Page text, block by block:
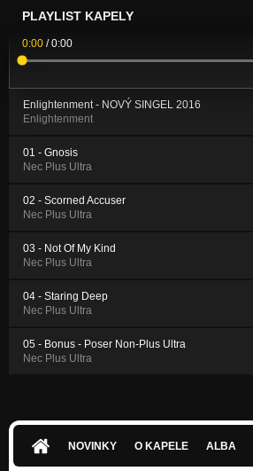
PLAYLIST KAPELY
0:00 /0:00
Enlightenment - NOVÝ SINGEL 2016
Enlightenment
01 - Gnosis
Nec Plus Ultra
02 - Scorned Accuser
Nec Plus Ultra
03 - Not Of My Kind
Nec Plus Ultra
04 - Staring Deep
Nec Plus Ultra
05 - Bonus - Poser Non-Plus Ultra
Nec Plus Ultra
NOVINKY O KAPELE ALBA